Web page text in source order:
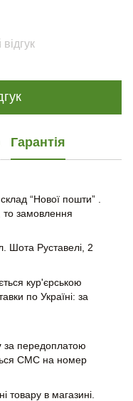
Гарантія
“Нової пошти” .
замовлення
Шота Руставелі, 2
кур'єрською
по Україні: за
за передоплатою
СМС на номер
в магазині.